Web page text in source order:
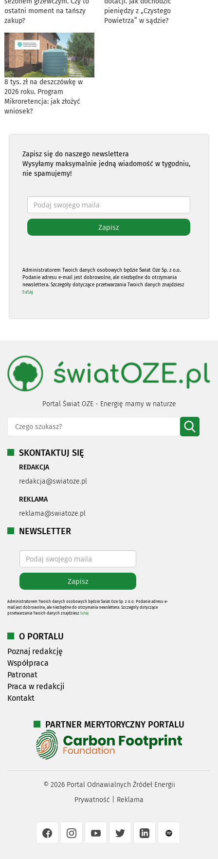
ostatni moment na tańszy
zakup?
pieniędzy z „Czystego
Powietrza” w sądzie?
8 tys. zł na deszczówkę w
2026 roku. Program
Mikroretencja: jak złożyć
wniosek?
Zapisz się do naszego newslettera
Wysyłamy maksymalnie jedną wiadomość w tygodniu,
nie spamujemy!
Administratorem Twoich danych osobowych będzie Świat Oze Sp. z o.o.
Podanie adresu e-mail jest dobrowolne, ale niezbędne do otrzymania
newslettera. Szczegóły dotyczące przetwarzania Twoich danych znajdziesz
tutaj
Portal Świat OZE - Energię mamy w naturze
SKONTAKTUJ SIĘ
REDAKCJA
redakcja@swiatoze.pl
REKLAMA
reklama@swiatoze.pl
NEWSLETTER
Administratorem Twoich danych osobowych będzie Świat Oze Sp. z o.o. Podanie adresu e-
mail jest dobrowolne, ale niezbędne do otrzymania newslettera. Szczegóły dotyczące
przetwarzania Twoich danych znajdziesz tutaj
O PORTALU
Poznaj redakcję
Współpraca
Patronat
Praca w redakcji
Kontakt
PARTNER MERYTORYCZNY PORTALU
© 2026Portal Odnawialnych Źródeł Energii
Prywatność
Reklama